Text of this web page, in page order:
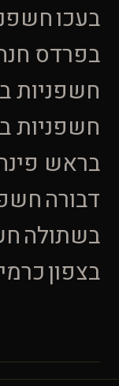
בעכו
בפרדס
חשפניות
חשפניות
בראש
דבורה
בשתולה
בצפון